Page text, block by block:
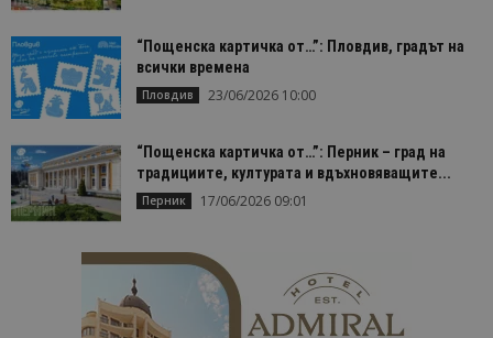
“Пощенска картичка от…”: Пловдив, градът на
всички времена
Пловдив 23/06/2026 10:00
“Пощенска картичка от…”: Перник – град на
традициите, културата и вдъхновяващите...
Перник 17/06/2026 09:01